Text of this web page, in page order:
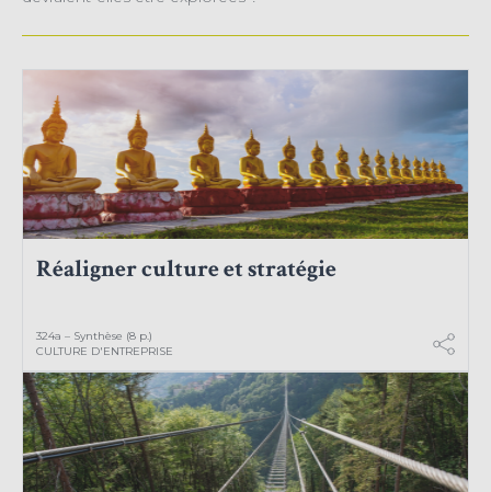
Réaligner culture et stratégie
324a – Synthèse (8 p.)
CULTURE D'ENTREPRISE